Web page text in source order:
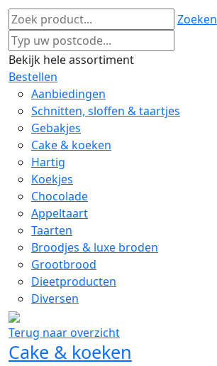
Zoeken
Bekijk hele assortiment
Bestellen
Aanbiedingen
Schnitten, sloffen & taartjes
Gebakjes
Cake & koeken
Hartig
Koekjes
Chocolade
Appeltaart
Taarten
Broodjes & luxe broden
Grootbrood
Dieetproducten
Diversen
Terug naar overzicht
Cake & koeken